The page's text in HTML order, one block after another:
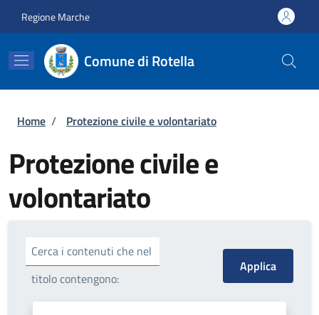
Regione Marche
Comune di Rotella
Briciole di pane
Home / Protezione civile e volontariato
Protezione civile e
volontariato
Cerca i contenuti che nel
titolo contengono: